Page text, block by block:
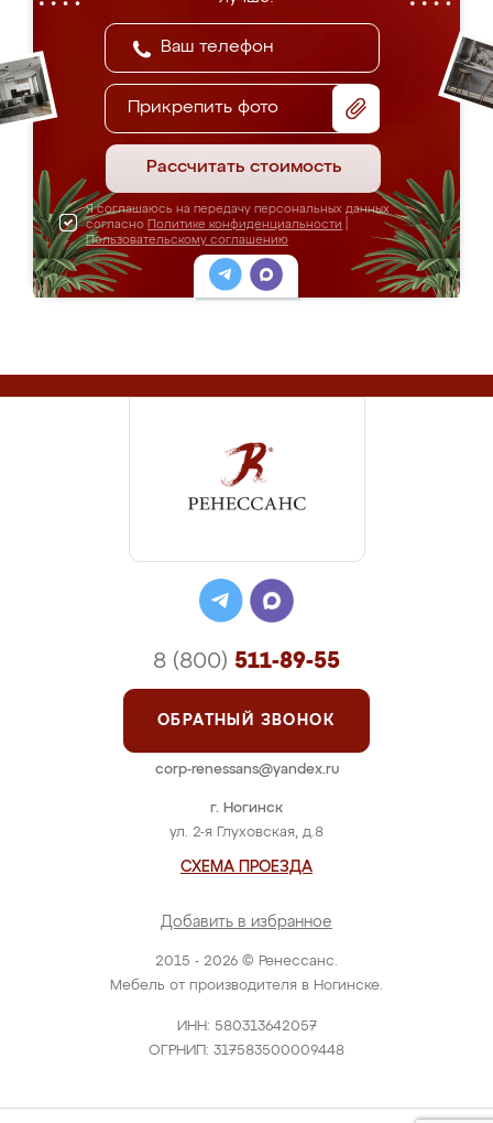
Прикрепить фото
Рассчитать стоимость
Я соглашаюсь на передачу персональных данных
согласно Политике конфиденциальности
Пользовательскому соглашению
2015 - 2026 © Ренессанс.
Мебель от производителя в Ногинске.
ИНН: 580313642057
ОГРНИП: 317583500009448
г. Ногинск
ул. 2-я Глуховская, д.8
СХЕМА ПРОЕЗДА
Добавить в избранное
8 (800) 511-89-55
ОБРАТНЫЙ ЗВОНОК
corp-renessans@yandex.ru